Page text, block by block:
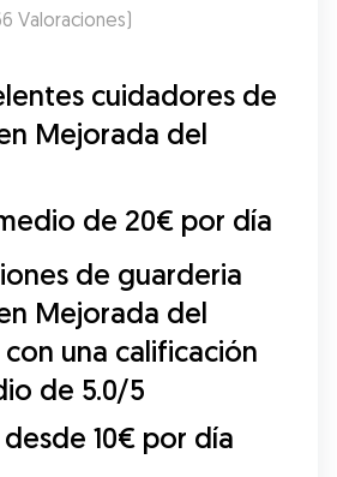
Valoraciones)
cuidadores de
Mejorada del
de 20€ por día
de guarderia
Mejorada del
una calificación
de 5.0/5
desde 10€ por día